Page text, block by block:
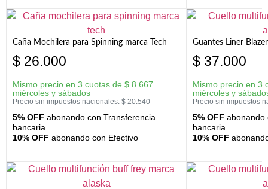
Caña Mochilera para Spinning marca Tech
$ 26.000
Mismo precio en 3 cuotas de $ 8.667
miércoles y sábados
Precio sin impuestos nacionales: $ 20.540
5% OFF abonando con Transferencia
bancaria
10% OFF abonando con Efectivo
Guantes Liner
$ 37.000
Mismo precio en 3
miércoles y
Precio sin impuestos
5% OFF abonando
bancaria
10% OFF